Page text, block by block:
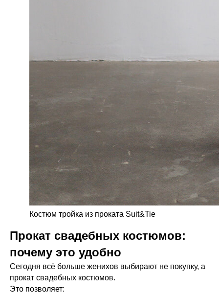
Костюм тройка из проката Suit&Tie
Прокат свадебных костюмов:
почему это удобно
Сегодня всё больше женихов выбирают не покупку, а
прокат свадебных костюмов.
Это позволяет: